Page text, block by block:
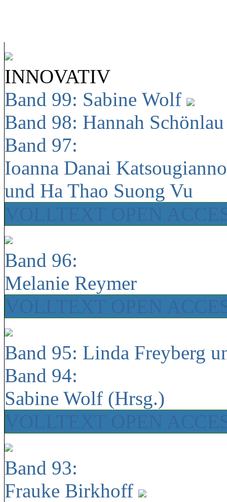
INNOVATIV
Band 99: Sabine Wolf
Band 98: Hannah
Band 97:
Ioanna Danai
und Ha Thao Suong Vu
Band 96:
Melanie Reymer
Band 95: Linda Freyberg
Band 94:
Sabine Wolf (Hrsg.)
Band 93:
Frauke Birkhoff